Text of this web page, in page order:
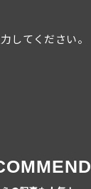
してください。